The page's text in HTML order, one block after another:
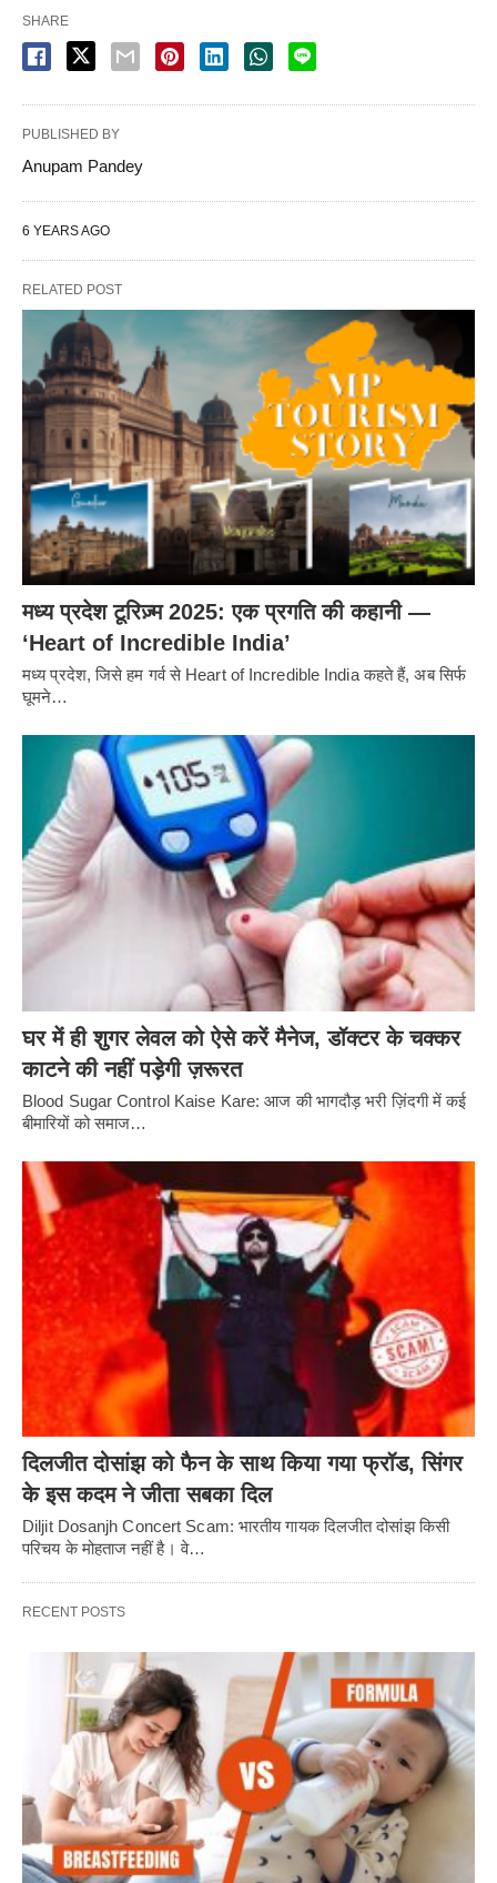
SHARE
PUBLISHED BY
Anupam Pandey
6 YEARS AGO
RELATED POST
मध्य प्रदेश टूरिज़्म 2025: एक प्रगति की कहानी —
‘Heart of Incredible India’
मध्य प्रदेश, जिसे हम गर्व से Heart of Incredible India कहते हैं, अब सिर्फ
घूमने…
घर में ही शुगर लेवल को ऐसे करें मैनेज, डॉक्टर के चक्कर
काटने की नहीं पड़ेगी ज़रूरत
Blood Sugar Control Kaise Kare: आज की भागदौड़ भरी ज़िंदगी में कई
बीमारियों को समाज…
दिलजीत दोसांझ को फैन के साथ किया गया फ्रॉड, सिंगर
के इस कदम ने जीता सबका दिल
Diljit Dosanjh Concert Scam: भारतीय गायक दिलजीत दोसांझ किसी
परिचय के मोहताज नहीं है। वे…
RECENT POSTS